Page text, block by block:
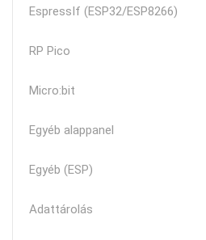
EspressIf (ESP32/ESP8266)
RP Pico
Micro:bit
Egyéb alappanel
Egyéb (ESP)
Adattárolás